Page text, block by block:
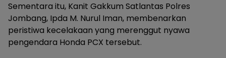
Sementara itu, Kanit Gakkum Satlantas Polres
Jombang, Ipda M. Nurul Iman, membenarkan
peristiwa kecelakaan yang merenggut nyawa
pengendara Honda PCX tersebut.